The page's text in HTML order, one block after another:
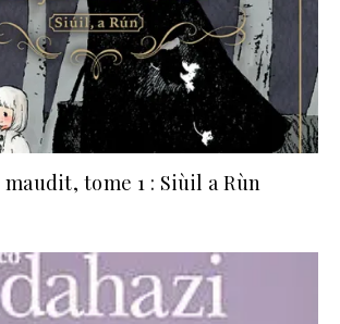
tome 1 : Siùil a Rùn